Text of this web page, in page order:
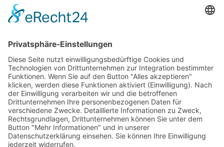
Stadtmühle Waldenbuch
Mühlenprodukte, Säfte, Tiernahrung & Züchterbedarf
Pyrotechnik online bestellen
© 2017-2026 ·Tekal – Textile Lebensqualität| Einzelstücke mit
Charakter – Exklusive moderne Teppiche und handverlesene
Orientteppiche
Alle Preise inkl. der gesetzlichen MwSt. · Die durchgestrichenen Preise
entsprechen, sofern nicht anders angegeben, den bisherigen Preisen in
unserem Shop.
Cookie-Einstellungen